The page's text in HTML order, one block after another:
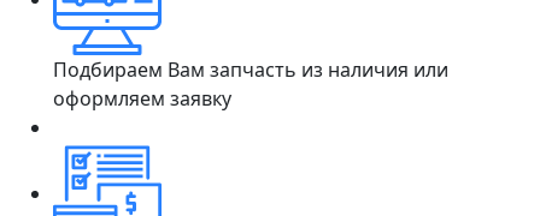
Подбираем Вам запчасть из наличия или
оформляем заявку